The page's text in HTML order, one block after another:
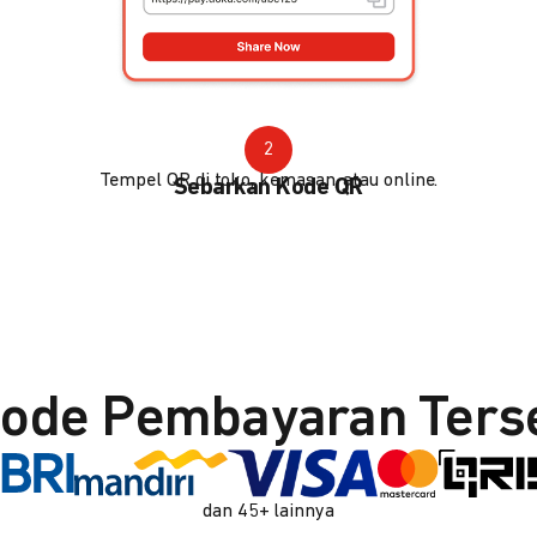
2
Sebarkan Kode QR
Tempel QR di toko, kemasan, atau online.
Pembayaran
dan 45+ lainnya